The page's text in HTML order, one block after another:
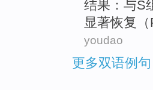
结果 ：与S
显著恢复（
youdao
更多双语例句